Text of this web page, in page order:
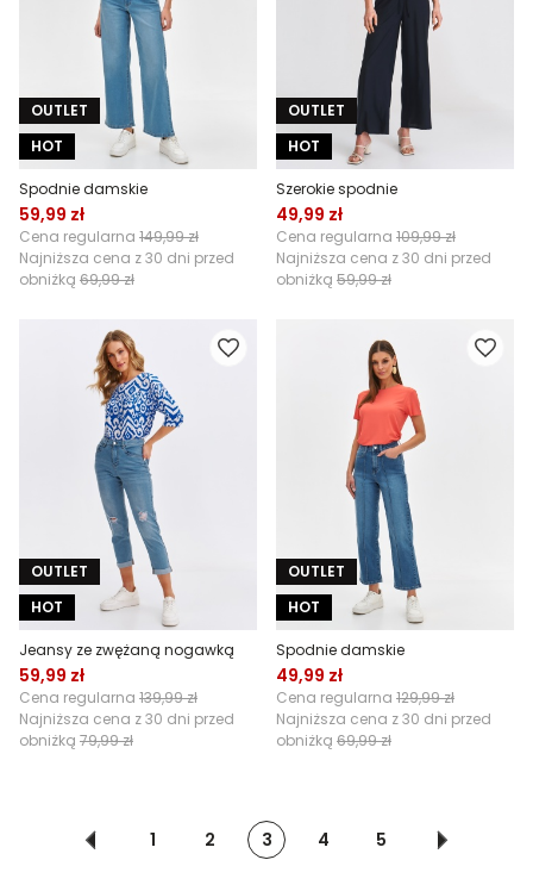
OUTLET
HOT
Spodnie damskie
59,99 zł
Cena regularna 149,99 zł
Najniższa cena z 30 dni przed
obniżką 69,99 zł
OUTLET
HOT
Szerokie spodnie
49,99 zł
Cena regularna 109,99 zł
Najniższa cena z 30 dni przed
obniżką 59,99 zł
OUTLET
HOT
Jeansy ze zwężaną nogawką
59,99 zł
Cena regularna 139,99 zł
Najniższa cena z 30 dni przed
obniżką 79,99 zł
OUTLET
HOT
Spodnie damskie
49,99 zł
Cena regularna 129,99 zł
Najniższa cena z 30 dni przed
obniżką 69,99 zł
1 2 3 4 5